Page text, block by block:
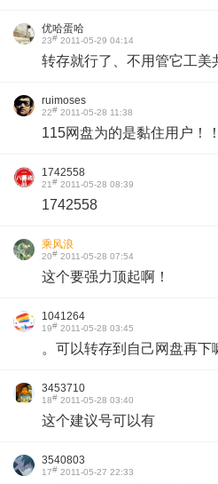
优哈蛋哈
23# 2011-05-29 04:14
转存就行了、不用管它工美
ruimoses
22# 2011-05-28 11:38
115网盘为的是黏住用户！
1742558
21# 2011-05-28 08:39
1742558
乘风浪
20# 2011-05-28 07:54
这个要强力顶起啊！
1041264
19# 2011-05-28 03:45
。可以转存到自己网盘再下
3453710
18# 2011-05-28 03:40
这个建议号可以有
3540803
17# 2011-05-27 22:33